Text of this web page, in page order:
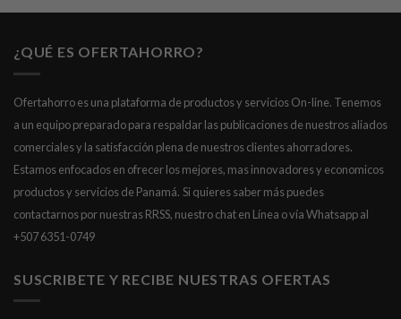
¿QUÉ ES OFERTAHORRO?
Ofertahorro es una plataforma de productos y servicios On-line. Tenemos
a un equipo preparado para respaldar las publicaciones de nuestros aliados
comerciales y la satisfacción plena de nuestros clientes ahorradores.
Estamos enfocados en ofrecer los mejores, mas innovadores y economicos
productos y servicios de Panamá. Si quieres saber más puedes
contactarnos por nuestras RRSS, nuestro chat en Línea o vía Whatsapp al
+507 6351-0749
SUSCRIBETE Y RECIBE NUESTRAS OFERTAS